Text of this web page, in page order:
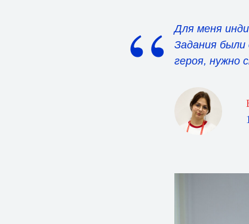
“
Для меня
Задания
героя, нужно